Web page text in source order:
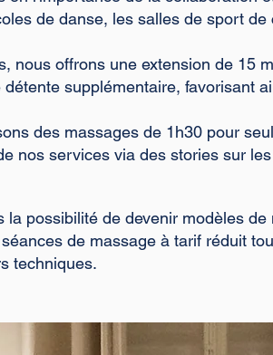
de danse, les salles de sport
nous offrons une extension de 15
supplémentaire, favorisant
des massages de 1h30 pour
nos services via des stories sur
la possibilité de devenir modèles de
de massage à tarif réduit
techniques.